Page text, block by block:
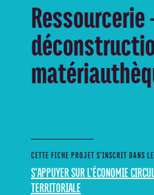
Ressourcerie
CETTE FICHE PROJET S’INSCRIT DANS
S’APPUYER SUR L’ÉCONOMIE
TERRITORIALE